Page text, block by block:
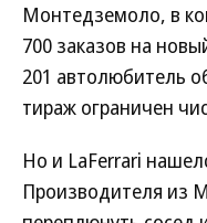
Монтедземоло, в
700 заказов на
201 автолюбитель
тираж ограничен
Но и LaFerrari
Производителя из